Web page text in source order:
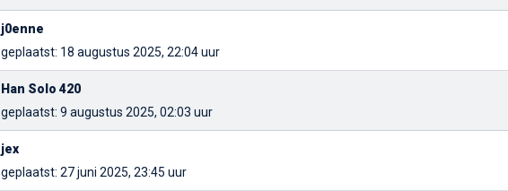
j0enne
geplaatst: 18 augustus 2025, 22:04 uur
Han Solo 420
geplaatst: 9 augustus 2025, 02:03 uur
jex
geplaatst: 27 juni 2025, 23:45 uur